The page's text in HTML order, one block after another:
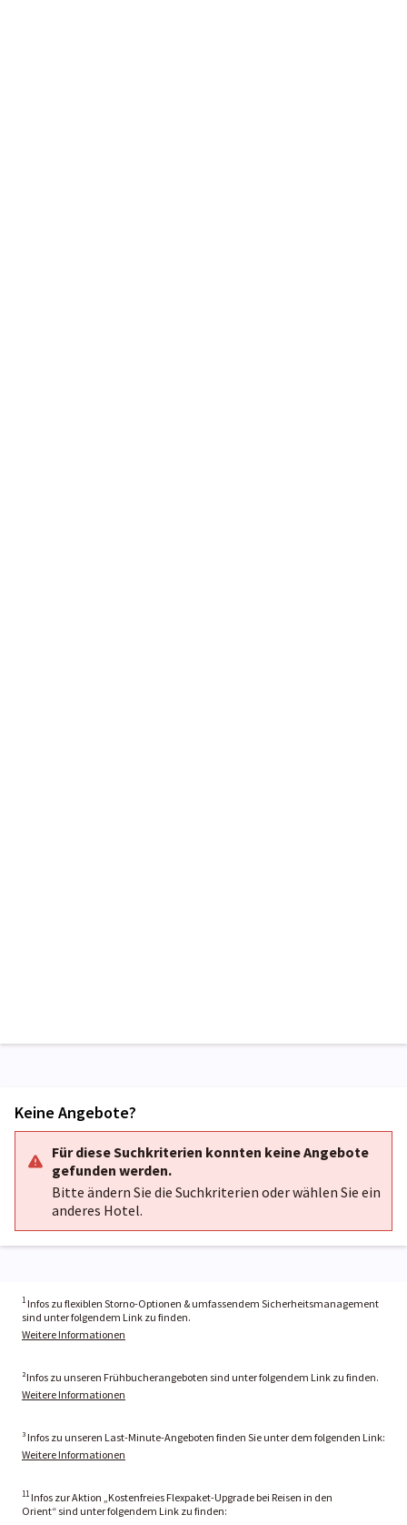
Keine Angebote?
Für diese Suchkriterien konnten keine Angebote
gefunden werden.
Bitte ändern Sie die Suchkriterien oder wählen Sie ein
anderes Hotel.
1 Infos zu flexiblen Storno-Optionen & umfassendem Sicherheitsmanagement
sind unter folgendem Link zu finden.
Weitere Informationen
²Infos zu unseren Frühbucherangeboten sind unter folgendem Link zu finden.
Weitere Informationen
³ Infos zu unseren Last-Minute-Angeboten finden Sie unter dem folgenden Link:
Weitere Informationen
11 Infos zur Aktion „Kostenfreies Flexpaket-Upgrade bei Reisen in den
Orient“ sind unter folgendem Link zu finden: